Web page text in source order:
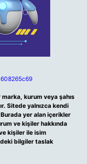
kurum veya şahıs
Sitede yalnızca kendi
Burada yer alan içerikler
ve kişiler hakkında
kişiler ile isim
bilgiler taslak